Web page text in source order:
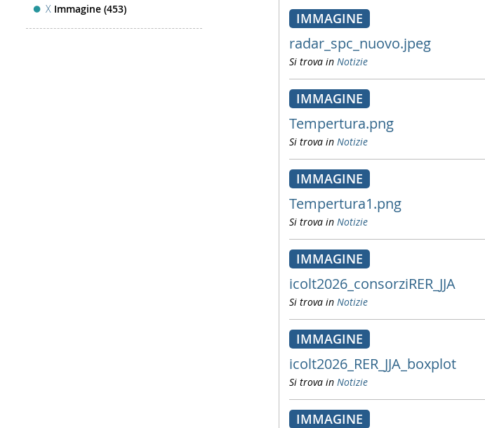
X Immagine (453)
IMMAGINE
radar_spc_nuovo.jpeg
Si trova in Notizie
IMMAGINE
Tempertura.png
Si trova in Notizie
IMMAGINE
Tempertura1.png
Si trova in Notizie
IMMAGINE
icolt2026_consorziRER_JJA
Si trova in Notizie
IMMAGINE
icolt2026_RER_JJA_boxplot
Si trova in Notizie
IMMAGINE